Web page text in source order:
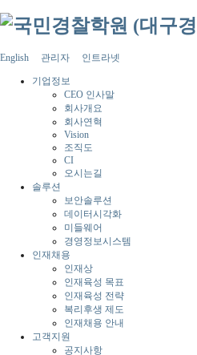
English 관리자 인트라넷
기업정보
CEO 인사말
회사개요
회사연혁
Vision
조직도
CI
오시는길
솔루션
보안솔루션
데이터시각화
미들웨어
경영정보시스템
인재채용
인재상
인재육성 목표
인재육성 전략
복리후생 제도
인재채용 안내
고객지원
공지사항